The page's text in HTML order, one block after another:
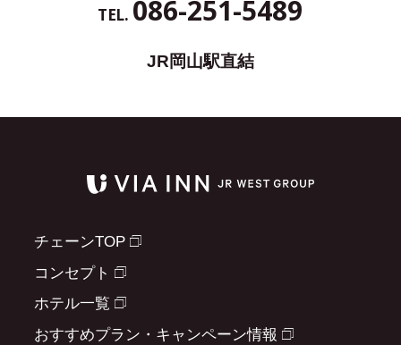
TEL. 086-251-5489
JR岡山駅直結
チェーンTOP
コンセプト
ホテル一覧
おすすめプラン・キャンペーン情報